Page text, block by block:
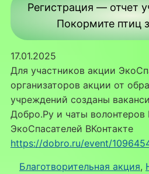
Регистрация — отчет
Покормите птиц
17.01.2025
Для участников акции
организаторов акции от
учреждений созданы
Добро.Ру и чаты волонтеров
ЭкоСпасателей ВКонтакте
https://dobro.ru/event/
Благотворительная акция,